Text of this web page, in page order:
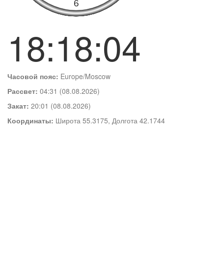
18:18:04
Часовой пояс: Europe/Moscow
Рассвет: 04:31 (08.08.2026)
Закат: 20:01 (08.08.2026)
Координаты: Широта 55.3175, Долгота 42.1744